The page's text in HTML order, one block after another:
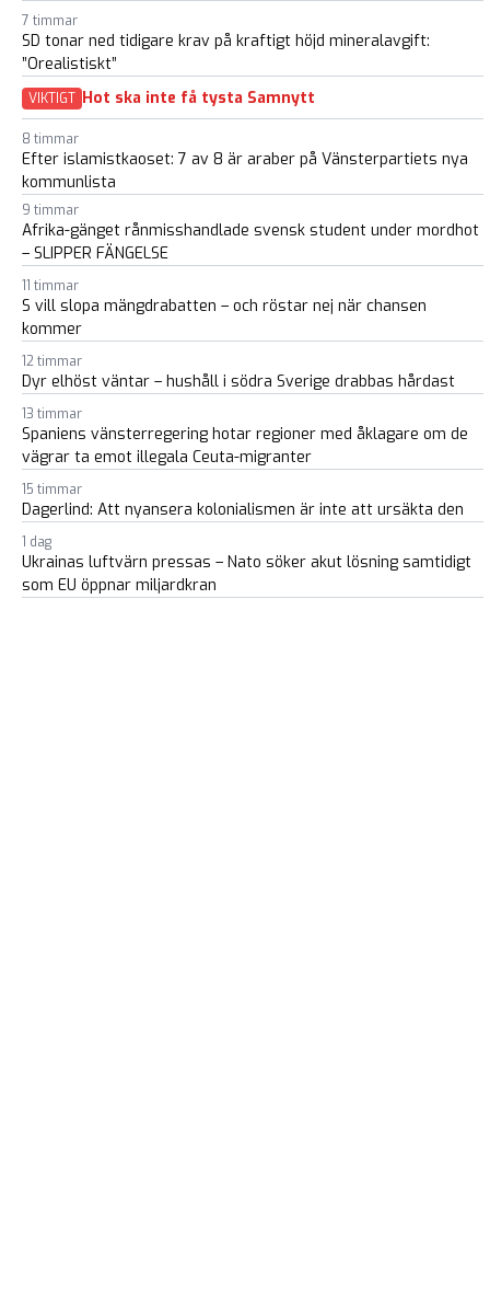
7 timmar
SD tonar ned tidigare krav på kraftigt höjd mineralavgift:
”Orealistiskt”
VIKTIGT Hot ska inte få tysta Samnytt
8 timmar
Efter islamistkaoset: 7 av 8 är araber på Vänsterpartiets nya
kommunlista
9 timmar
Afrika-gänget rånmisshandlade svensk student under mordhot
– SLIPPER FÄNGELSE
11 timmar
S vill slopa mängdrabatten – och röstar nej när chansen
kommer
12 timmar
Dyr elhöst väntar – hushåll i södra Sverige drabbas hårdast
13 timmar
Spaniens vänsterregering hotar regioner med åklagare om de
vägrar ta emot illegala Ceuta-migranter
15 timmar
Dagerlind: Att nyansera kolonialismen är inte att ursäkta den
1 dag
Ukrainas luftvärn pressas – Nato söker akut lösning samtidigt
som EU öppnar miljardkran